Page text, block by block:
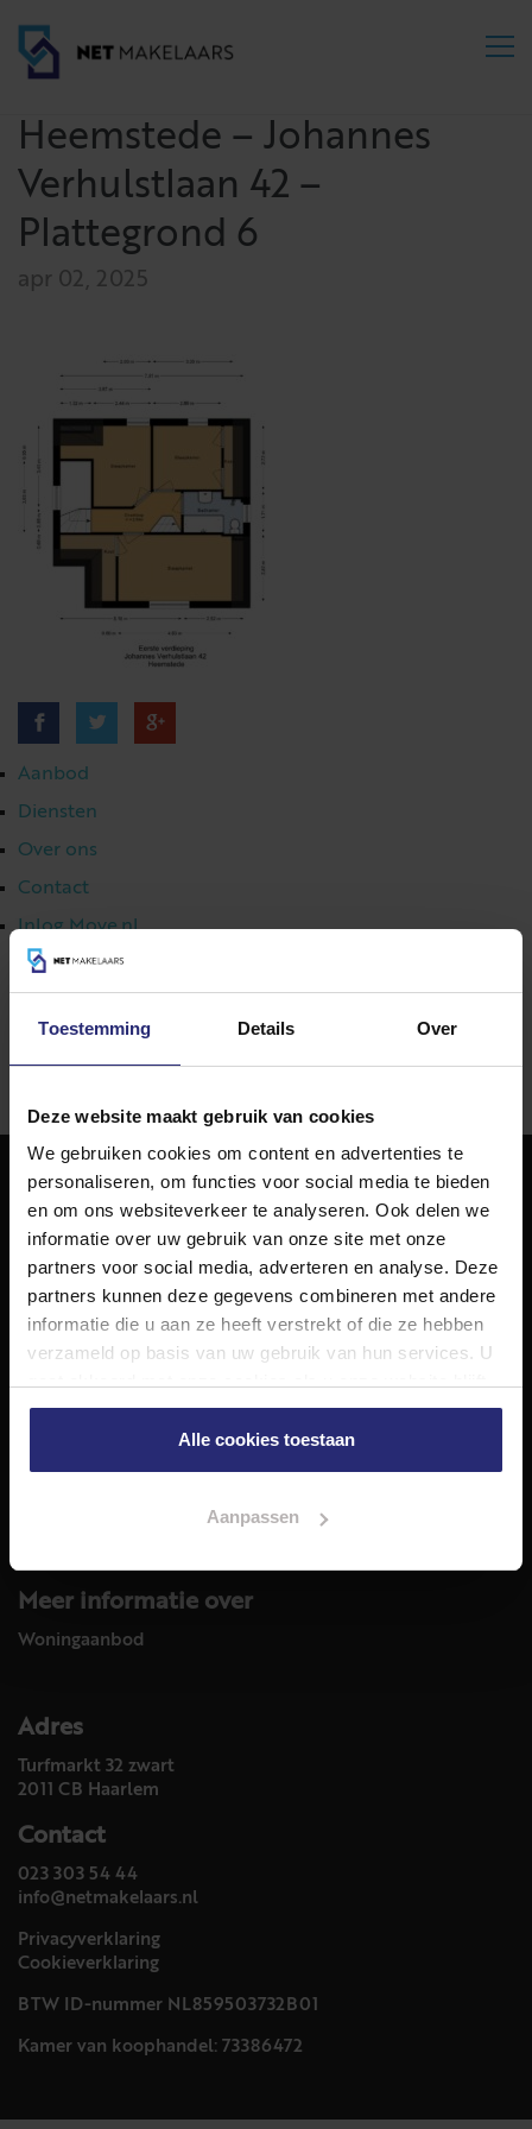
Toestemming Details Over
Deze website maakt gebruik van cookies
We gebruiken cookies om content en advertenties te
personaliseren, om functies voor social media te bieden
en om ons websiteverkeer te analyseren. Ook delen we
informatie over uw gebruik van onze site met onze
partners voor social media, adverteren en analyse. Deze
partners kunnen deze gegevens combineren met andere
informatie die u aan ze heeft verstrekt of die ze hebben
verzameld op basis van uw gebruik van hun services. U
gebruiken.
Alle cookies toestaan
Aanpassen
Heemstede – Johannes
Verhulstlaan 42 –
Plattegrond 6
apr 02, 2025
Aanbod
Diensten
Over ons
Contact
Inlog Move.nl
NET Makelaars
NET Makelaars is een modern makelaarskantoor met
decennialange ervaring in het vak en diepgaande kennis
van de huizenmarkt in Haarlem en omstreken.
Volg ons op
Meer informatie over
Woningaanbod
Adres
Turfmarkt 32 zwart
2011 CB Haarlem
Contact
023 303 54 44
info@netmakelaars.nl
Privacyverklaring
Cookieverklaring
BTW ID-nummer NL859503732B01
Kamer van koophandel: 73386472